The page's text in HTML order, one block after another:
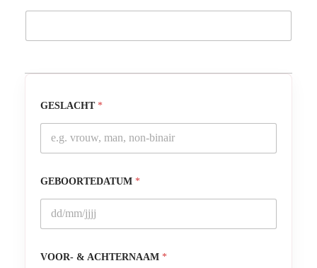
GESLACHT *
GEBOORTEDATUM *
VOOR- & ACHTERNAAM *